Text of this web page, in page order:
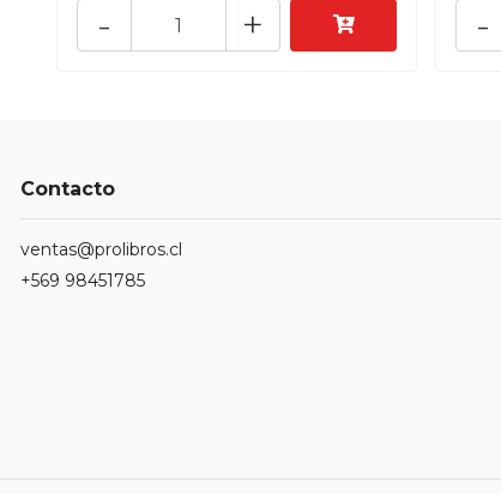
+
- -
Contacto
ventas@prolibros.cl
+569 98451785